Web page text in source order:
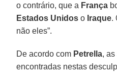
o contrário, que a França
Estados Unidos o Iraque.
não eles”.
De acordo com Petrella,
encontradas nestas